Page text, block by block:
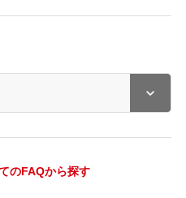
のFAQから探す